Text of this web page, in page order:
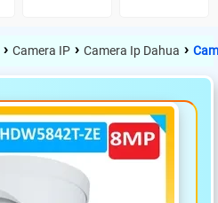
› Camera IP › Camera Ip Dahua ›